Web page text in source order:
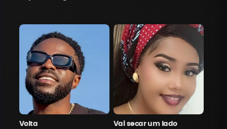
Volta Vai secar um lado